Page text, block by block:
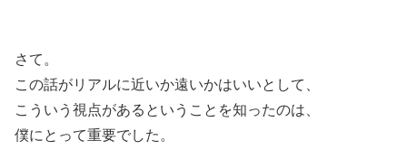
さて。
この話がリアルに近いか遠いかはいいとして、
こういう視点があるということを知ったのは、
僕にとって重要でした。